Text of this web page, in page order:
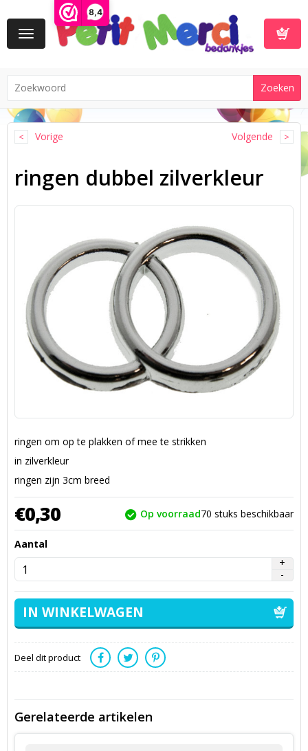
8,4
Toggle
navigation
Vorige Volgende
ringen dubbel zilverkleur
ringen om op te plakken of mee te strikken
in zilverkleur
ringen zijn 3cm breed
€0,30 Op voorraad70 stuks beschikbaar
Aantal
Deel dit product
Gerelateerde artikelen